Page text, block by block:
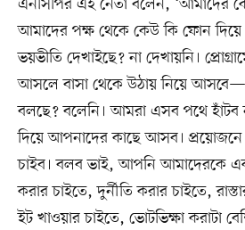
আমাদের পক্ষ থেকে কেউ কি ফোন
ভয়ভীতি দেখাইছে? না দেখায়নি।
আসলে বাসা থেকে উঠায় নিয়ে
বলছে? বলেনি। আমরা এসব পথে হাঁটব
দিয়ে আপনাদের কাছে আসব। প্রয়োজনে
চাইব। বলব ভাই, আপনি আমাদেরকে
করার চাইতে, দুর্নীতি করার চাইতে,
ইট খাওয়ার চাইতে, ভোটভিক্ষা করাটা